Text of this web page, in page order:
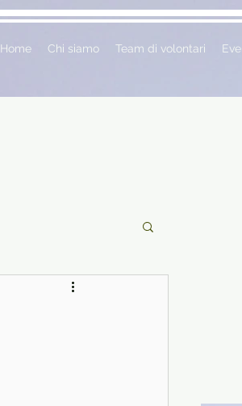
Home Chi siamo Team di volontari